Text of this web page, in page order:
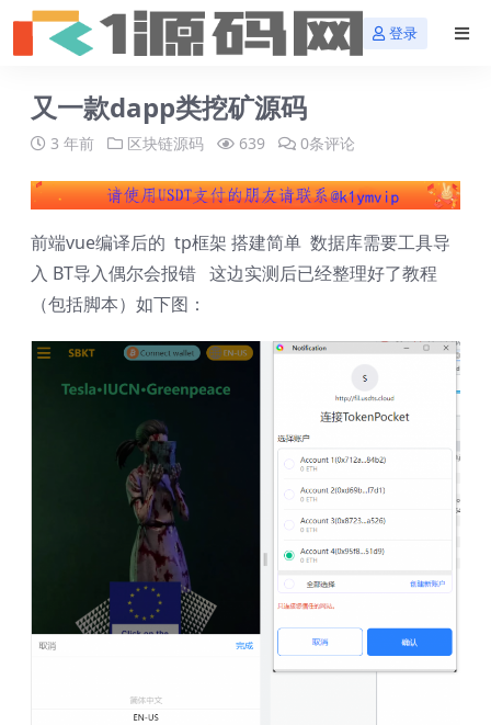
登录
又一款dapp类挖矿源码
3 年前 区块链源码 639 0条评论
前端vue编译后的 tp框架 搭建简单 数据库需要工具导
入 BT导入偶尔会报错 这边实测后已经整理好了教程
（包括脚本）如下图：